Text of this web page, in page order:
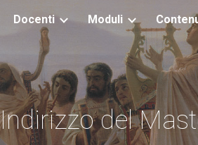
Skip to
Docenti Moduli
del